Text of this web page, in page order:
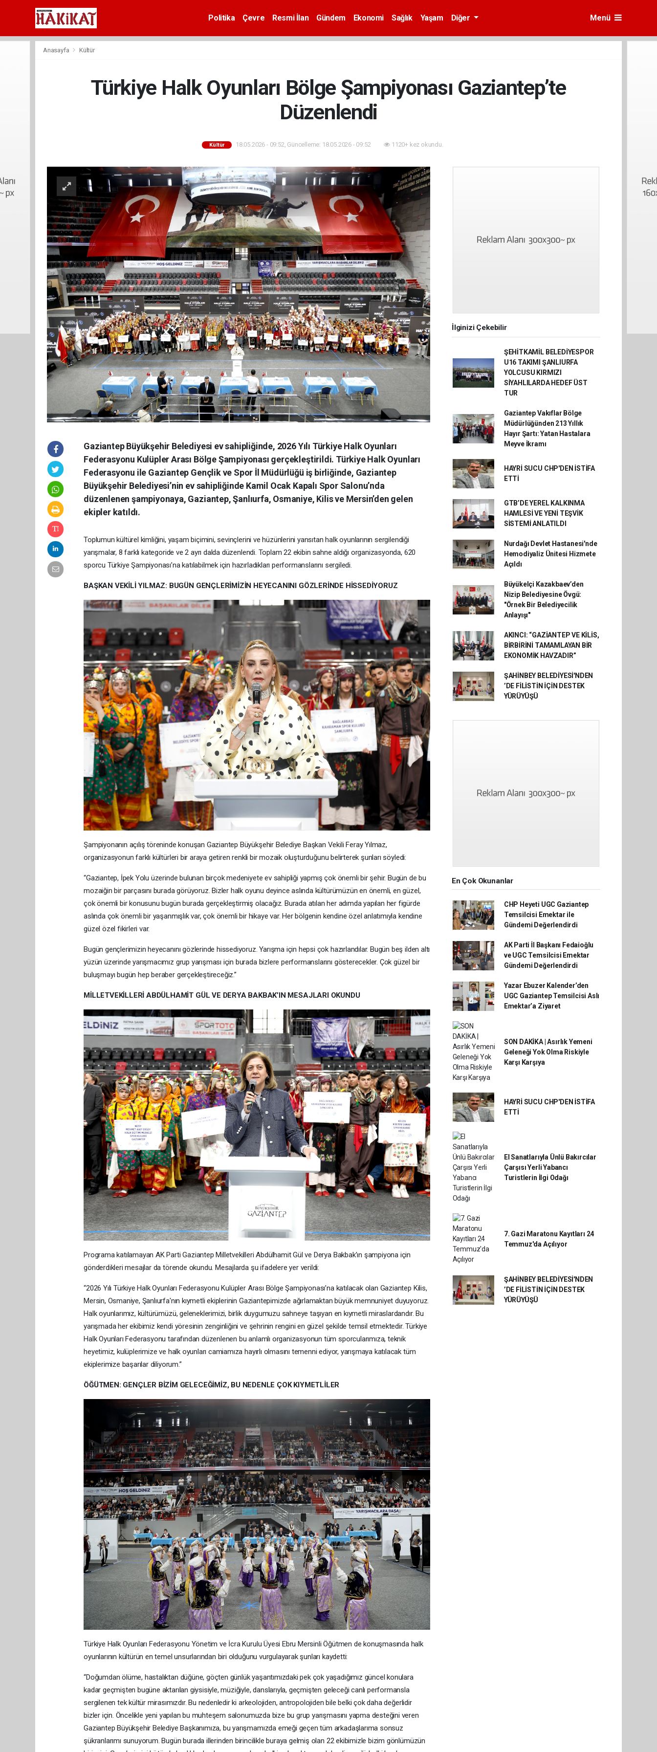
Politika Çevre Resmi İlan Gündem Ekonomi Sağlık Yaşam Diğer Menü
Anasayfa Kültür
Türkiye Halk Oyunları Bölge Şampiyonası Gaziantep’te
Düzenlendi
Kültür 18.05.2026 - 09:52, Güncelleme: 18.05.2026 - 09:52 1120+ kez okundu.
Gaziantep Büyükşehir Belediyesi ev sahipliğinde, 2026 Yılı Türkiye Halk Oyunları
Federasyonu Kulüpler Arası Bölge Şampiyonası gerçekleştirildi. Türkiye Halk Oyunları
Federasyonu ile Gaziantep Gençlik ve Spor İl Müdürlüğü iş birliğinde, Gaziantep
Büyükşehir Belediyesi’nin ev sahipliğinde Kamil Ocak Kapalı Spor Salonu’nda
düzenlenen şampiyonaya, Gaziantep, Şanlıurfa, Osmaniye, Kilis ve Mersin’den gelen
ekipler katıldı.
Toplumun kültürel kimliğini, yaşam biçimini, sevinçlerini ve hüzünlerini yansıtan halk oyunlarının sergilendiği
yarışmalar, 8 farklı kategoride ve 2 ayrı dalda düzenlendi. Toplam 22 ekibin sahne aldığı organizasyonda, 620
sporcu Türkiye Şampiyonası’na katılabilmek için hazırladıkları performanslarını sergiledi.
BAŞKAN VEKİLİ YILMAZ: BUGÜN GENÇLERİMİZİN HEYECANINI GÖZLERİNDE HİSSEDİYORUZ
Şampiyonanın açılış töreninde konuşan Gaziantep Büyükşehir Belediye Başkan Vekili Feray Yılmaz,
organizasyonun farklı kültürleri bir araya getiren renkli bir mozaik oluşturduğunu belirterek şunları söyledi:
“Gaziantep, İpek Yolu üzerinde bulunan birçok medeniyete ev sahipliği yapmış çok önemli bir şehir. Bugün de bu
mozaiğin bir parçasını burada görüyoruz. Bizler halk oyunu deyince aslında kültürümüzün en önemli, en güzel,
çok önemli bir konusunu bugün burada gerçekleştirmiş olacağız. Burada atılan her adımda yapılan her figürde
aslında çok önemli bir yaşanmışlık var, çok önemli bir hikaye var. Her bölgenin kendine özel anlatımıyla kendine
güzel özel fikirleri var.
Bugün gençlerimizin heyecanını gözlerinde hissediyoruz. Yarışma için hepsi çok hazırlandılar. Bugün beş ilden altı
yüzün üzerinde yarışmacımız grup yarışması için burada bizlere performanslarını gösterecekler. Çok güzel bir
buluşmayı bugün hep beraber gerçekleştireceğiz.”
MİLLETVEKİLLERİ ABDÜLHAMİT GÜL VE DERYA BAKBAK’IN MESAJLARI OKUNDU
Programa katılamayan AK Parti Gaziantep Milletvekilleri Abdülhamit Gül ve Derya Bakbak’ın şampiyona için
gönderdikleri mesajlar da törende okundu. Mesajlarda şu ifadelere yer verildi:
“2026 Yılı Türkiye Halk Oyunları Federasyonu Kulüpler Arası Bölge Şampiyonası’na katılacak olan Gaziantep Kilis,
Mersin, Osmaniye, Şanlıurfa'nın kıymetli ekiplerinin Gaziantepimizde ağırlamaktan büyük memnuniyet duyuyoruz.
Halk oyunlarımız, kültürümüzü, geleneklerimizi, birlik duygumuzu sahneye taşıyan en kıymetli miraslardandır. Bu
yarışmada her ekibimiz kendi yöresinin zenginliğini ve şehrinin rengini en güzel şekilde temsil etmektedir. Türkiye
Halk Oyunları Federasyonu tarafından düzenlenen bu anlamlı organizasyonun tüm sporcularımıza, teknik
heyetimiz, kulüplerimize ve halk oyunları camiamıza hayırlı olmasını temenni ediyor, yarışmaya katılacak tüm
ekiplerimize başarılar diliyorum.”
ÖĞÜTMEN: GENÇLER BİZİM GELECEĞİMİZ, BU NEDENLE ÇOK KIYMETLİLER
Türkiye Halk Oyunları Federasyonu Yönetim ve İcra Kurulu Üyesi Ebru Mersinli Öğütmen de konuşmasında halk
oyunlarının kültürün en temel unsurlarından biri olduğunu vurgulayarak şunları kaydetti:
“Doğumdan ölüme, hastalıktan düğüne, göçten günlük yaşantımızdaki pek çok yaşadığımız güncel konulara
kadar geçmişten bugüne aktarılan giysisiyle, müziğiyle, danslarıyla, geçmişten geleceği canlı performansla
sergilenen tek kültür mirasımızdır. Bu nedenledir ki arkeolojiden, antropolojiden bile belki çok daha değerlidir
bizler için. Öncelikle yeni yapılan bu muhteşem salonumuzda bize bu grup yarışmasını yapma desteğini veren
Gaziantep Büyükşehir Belediye Başkanımıza, bu yarışmamızda emeği geçen tüm arkadaşlarıma sonsuz
şükranlarımı sunuyorum. Bugün burada illerinden birincilikle buraya gelmiş olan 22 ekibimizle bizim gönlümüzün
İlginizi Çekebilir
ŞEHİTKAMİL BELEDİYESPOR
U16 TAKIMI ŞANLIURFA
YOLCUSU KIRMIZI
SİYAHLILARDA HEDEF ÜST
TUR
Gaziantep Vakıflar Bölge
Müdürlüğünden 213 Yıllık
Hayır Şartı: Yatan Hastalara
Meyve İkramı
HAYRİ SUCU CHP'DEN İSTİFA
ETTİ
GTB’DE YEREL KALKINMA
HAMLESİ VE YENİ TEŞVİK
SİSTEMİ ANLATILDI
Nurdağı Devlet Hastanesi'nde
Hemodiyaliz Ünitesi Hizmete
Açıldı
Büyükelçi Kazakbaev’den
Nizip Belediyesine Övgü:
"Örnek Bir Belediyecilik
Anlayışı"
AKINCI: “GAZİANTEP VE KİLİS,
BİRBİRİNİ TAMAMLAYAN BİR
EKONOMİK HAVZADIR”
ŞAHİNBEY BELEDİYESİ'NDEN
’DE FİLİSTİN İÇİN DESTEK
YÜRÜYÜŞÜ
En Çok Okunanlar
CHP Heyeti UGC Gaziantep
Temsilcisi Emektar ile
Gündemi Değerlendirdi
AK Parti İl Başkanı Fedaioğlu
ve UGC Temsilcisi Emektar
Gündemi Değerlendirdi
Yazar Ebuzer Kalender’den
UGC Gaziantep Temsilcisi Aslı
Emektar’a Ziyaret
SON DAKİKA | Asırlık Yemeni
Geleneği Yok Olma Riskiyle
Karşı Karşıya
HAYRİ SUCU CHP'DEN İSTİFA
ETTİ
El Sanatlarıyla Ünlü Bakırcılar
Çarşısı Yerli Yabancı
Turistlerin İlgi Odağı
7. Gazi Maratonu Kayıtları 24
Temmuz'da Açılıyor
ŞAHİNBEY BELEDİYESİ'NDEN
’DE FİLİSTİN İÇİN DESTEK
YÜRÜYÜŞÜ